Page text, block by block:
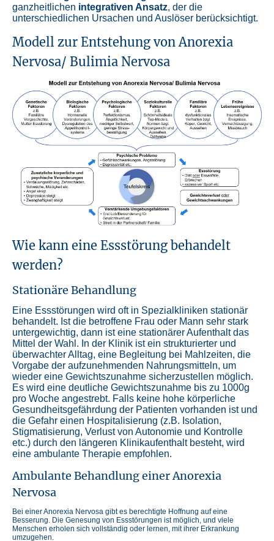
ganzheitlichen integrativen Ansatz, der die
unterschiedlichen Ursachen und Auslöser berücksichtigt.
Modell zur Entstehung von Anorexia
Nervosa/ Bulimia Nervosa
Wie kann eine Essstörung behandelt
werden?
Eine Essstörungen wird oft in Spezialkliniken stationär
behandelt. Ist die betroffene Frau oder Mann sehr stark
untergewichtig, dann ist eine stationärer Aufenthalt das
Mittel der Wahl. In der Klinik ist ein strukturierter und
überwachter Alltag, eine Begleitung bei Mahlzeiten, die
Vorgabe der aufzunehmenden Nahrungsmitteln, um
wieder eine Gewichtszunahme sicherzustellen möglich.
Es wird eine deutliche Gewichtszunahme bis zu 1000g
pro Woche angestrebt. Falls keine hohe körperliche
Gesundheitsgefährdung der Patienten vorhanden ist und
die Gefahr einen Hospitalisierung (z.B. Isolation,
Stigmatisierung, Verlust von Autonomie und Kontrolle
etc.) durch den längeren Klinikaufenthalt besteht, wird
eine ambulante Therapie empfohlen.
Stationäre Behandlung
Ambulante Behandlung einer Anorexia
Nervosa
Bei einer Anorexia Nervosa gibt es berechtigte Hoffnung auf eine
Besserung. Die Genesung von Essstörungen ist möglich, und viele
Menschen erholen sich vollständig oder lernen, mit ihrer Erkrankung
umzugehen.